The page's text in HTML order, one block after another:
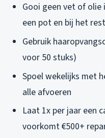
Gooi geen vet of
een pot en bij het
Gebruik
voor 50 stuks)
Spoel wekelijks met
alle afvoeren
Laat 1x per jaar een
voorkomt €500+